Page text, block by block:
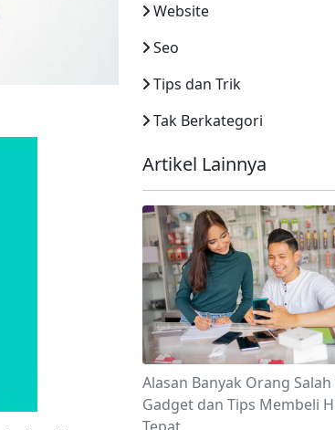
Website
Seo
Tips dan Trik
Tak Berkategori
Artikel Lainnya
Alasan Banyak Orang Salah
Gadget dan Tips Membeli